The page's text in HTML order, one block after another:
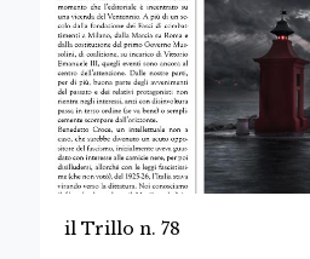
il Trillo n. 78